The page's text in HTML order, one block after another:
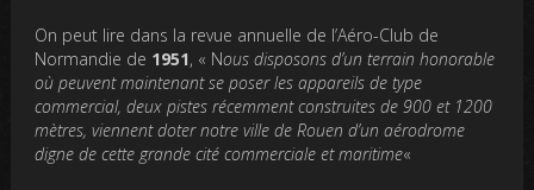
On peut lire dans la revue annuelle de l’Aéro-Club de
Normandie de 1951, « Nous disposons d’un terrain honorable
où peuvent maintenant se poser les appareils de type
commercial, deux pistes récemment construites de 900 et 1200
mètres, viennent doter notre ville de Rouen d’un aérodrome
digne de cette grande cité commerciale et maritime«